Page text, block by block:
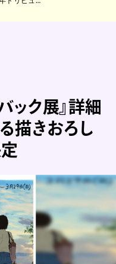
ック展』詳細
描きおろし